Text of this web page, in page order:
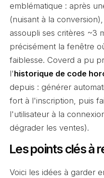
emblématique : après
(nuisant à la
assoupli ses critères ~3
précisément la fenêtre
faiblesse. Coverd a pu
l'historique de code
depuis : générer
fort à l'inscription, puis
l'utilisateur à la
dégrader les ventes).
Les points clés à
Voici les idées à garder